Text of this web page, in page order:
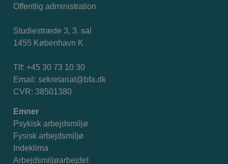
Offentlig administration
Studiestræde 3, 3. sal
1455 København K
Tlf: +45 30 73 10 30
Email: sekretariat@bfa.dk
CVR: 38501380
Emner
Psykisk arbejdsmiljø
Fysisk arbejdsmiljø
Indeklima
Arbejdsmiljøarbejdet